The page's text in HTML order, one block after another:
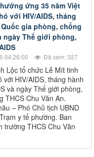
ứng 35 năm Việt
với HIV/AIDS, tháng
gia phòng, chống
ngày Thế giới phòng,
04:26:00 Đã xem: 327
Lộc tổ chức Lễ Mít tinh
HIV/AIDS, tháng hành
và ngày Thế giới phòng,
THCS Chu Văn An.
– Phó Chủ tịch UBND
y tế phường. Ban
trường THCS Chu Văn